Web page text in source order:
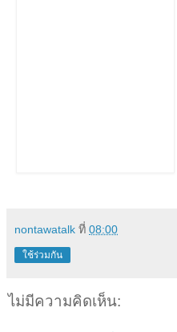
nontawatalk ที่ 08:00
ใช้ร่วมกัน
ไม่มีความคิดเห็น: